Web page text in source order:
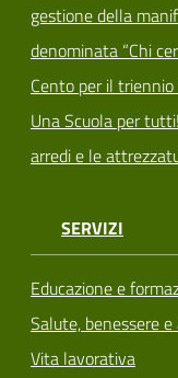
gestione della
denominata “Chi
Cento per il
Una Scuola per
arredi e le
SERVIZI
Educazione e
Salute, benessere
Vita lavorativa